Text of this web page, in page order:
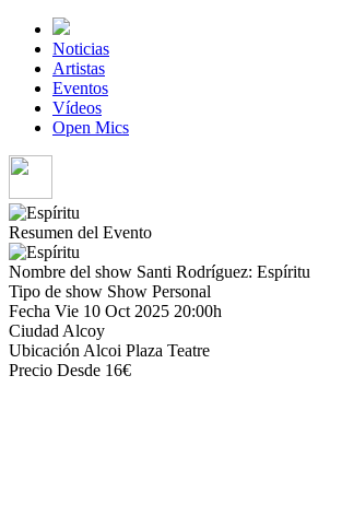
Noticias
Artistas
Eventos
Vídeos
Open Mics
Resumen del Evento
Nombre del show Santi Rodríguez: Espíritu
Tipo de show Show Personal
Fecha Vie 10 Oct 2025 20:00h
Ciudad Alcoy
Ubicación Alcoi Plaza Teatre
Precio Desde 16€